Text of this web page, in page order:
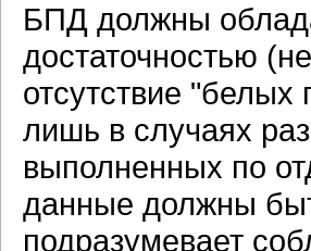
БПД должны
достаточностью
отсутствие
лишь в случаях
выполненных по
данные должны
подразумевает